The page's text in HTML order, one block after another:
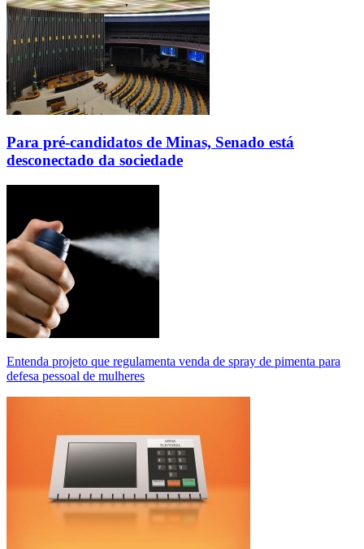
Para pré-candidatos de Minas, Senado está
desconectado da sociedade
Entenda projeto que regulamenta venda de spray de pimenta para
defesa pessoal de mulheres